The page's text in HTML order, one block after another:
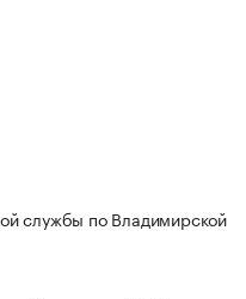
службы по Владимирской